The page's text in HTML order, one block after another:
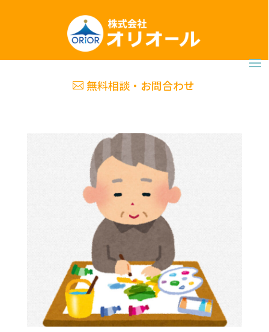
無料相談・お問合わせ